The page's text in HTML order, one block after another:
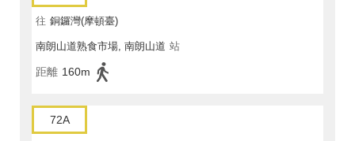
往 銅鑼灣(摩頓臺)
南朗山道熟食市場, 南朗山道 站
距離 160m
72A